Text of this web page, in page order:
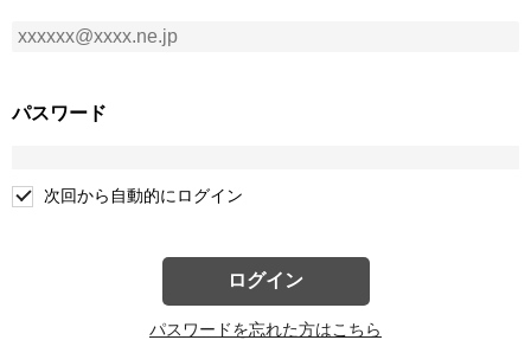
パスワード
次回から自動的にログイン
ログイン
パスワードを忘れた方はこちら